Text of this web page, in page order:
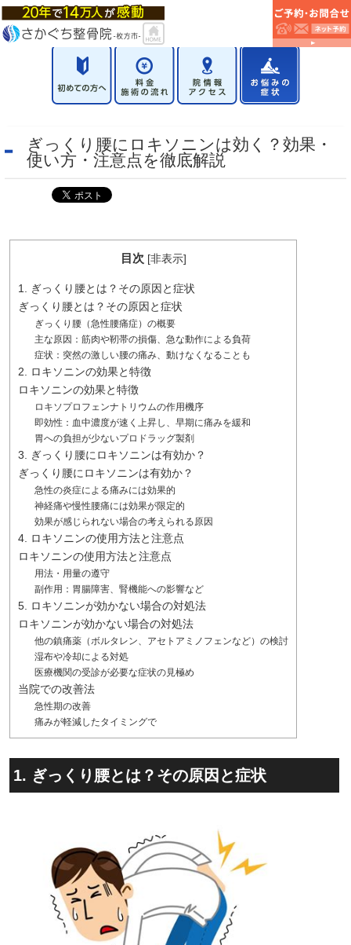
ぎっくり腰にロキソニンは効く？効果・
使い方・注意点を徹底解説​
目次 [非表示]
1. ぎっくり腰とは？その原因と症状
ぎっくり腰とは？その原因と症状
ぎっくり腰（急性腰痛症）の概要
主な原因：筋肉や靭帯の損傷、急な動作による負荷
症状：突然の激しい腰の痛み、動けなくなることも
2. ロキソニンの効果と特徴
ロキソニンの効果と特徴
ロキソプロフェンナトリウムの作用機序
即効性：血中濃度が速く上昇し、早期に痛みを緩和
胃への負担が少ないプロドラッグ製剤
3. ぎっくり腰にロキソニンは有効か？
ぎっくり腰にロキソニンは有効か？
急性の炎症による痛みには効果的
神経痛や慢性腰痛には効果が限定的
効果が感じられない場合の考えられる原因
4. ロキソニンの使用方法と注意点
ロキソニンの使用方法と注意点
用法・用量の遵守
副作用：胃腸障害、腎機能への影響など
5. ロキソニンが効かない場合の対処法
ロキソニンが効かない場合の対処法
他の鎮痛薬（ボルタレン、アセトアミノフェンなど）の検討
湿布や冷却による対処
医療機関の受診が必要な症状の見極め
当院での改善法
急性期の改善
痛みが軽減したタイミングで
1. ぎっくり腰とは？その原因と症状